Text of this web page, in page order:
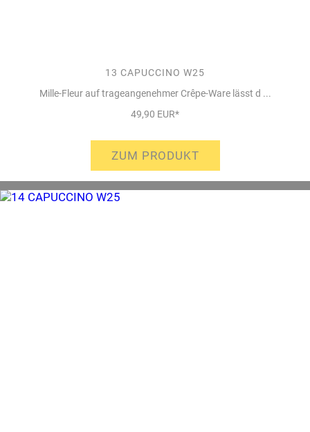
13 CAPUCCINO W25
Mille-Fleur auf trageangenehmer Crêpe-Ware lässt d ...
49,90 EUR*
ZUM PRODUKT